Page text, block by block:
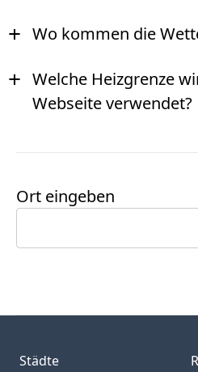
+ Wo kommen die
+ Welche Heizgrenze
Webseite verwendet?
Ort eingeben
Städte